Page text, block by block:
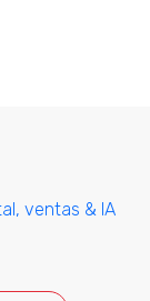
ventas & IA